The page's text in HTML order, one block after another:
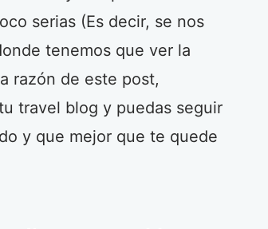
serias (Es decir, se nos
tenemos que ver la
razón de este post,
travel blog y puedas seguir
y que mejor que te quede